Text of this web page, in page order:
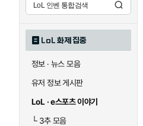
LoL 화제 집중
정보 · 뉴스 모음
유저 정보 게시판
LoL · e스포츠 이야기
└3추 모음